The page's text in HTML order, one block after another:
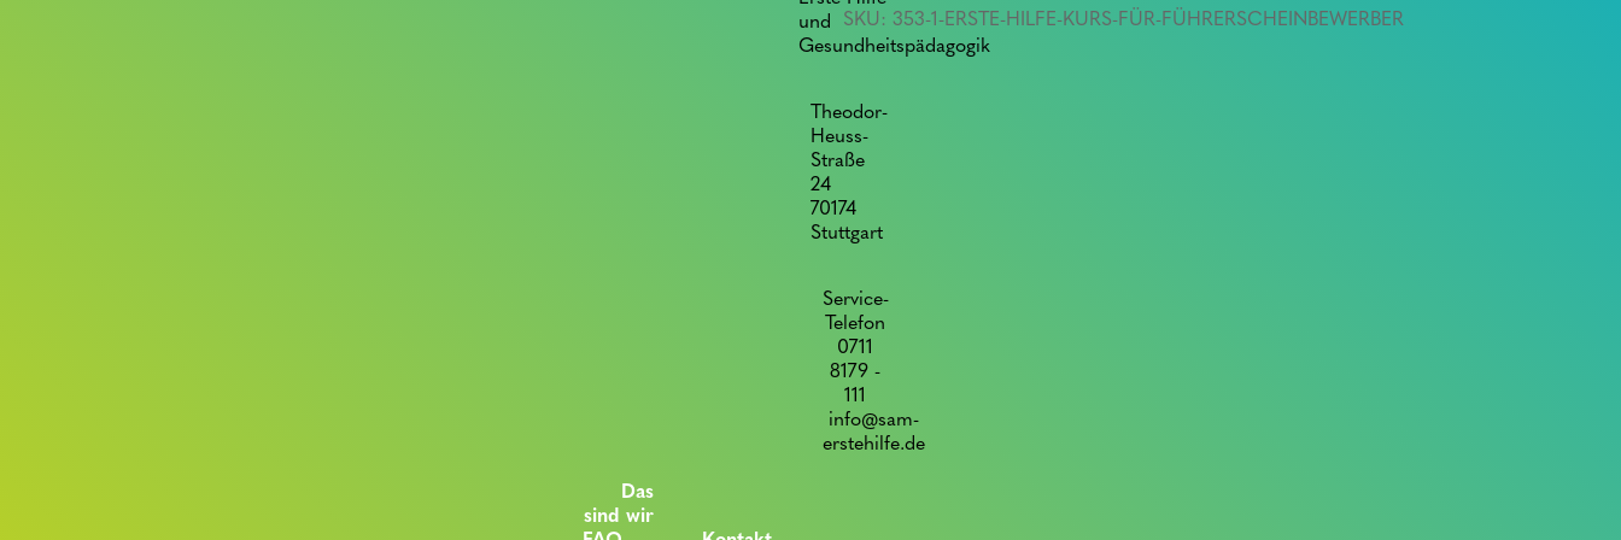
Führerscheinbewerber
quantity
SKU: 353-1-ERSTE-HILFE-KURS-FÜR-FÜHRERSCHEINBEWERBER
und
Gesundheitspädagogik
Theodor-
Heuss-
Straße
24
70174
Stuttgart
Service-
Telefon
0711
8179 -
111
info@sam-
erstehilfe.de
Das
sind wir